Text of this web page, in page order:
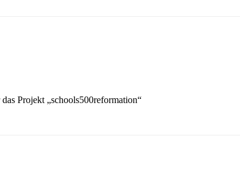
Projekt „schools500reformation“